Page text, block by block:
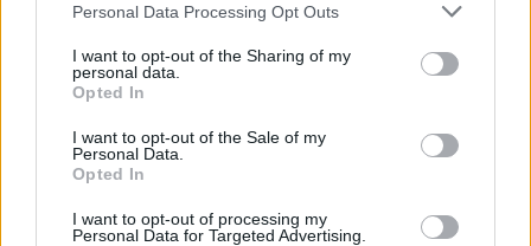
Personal Data Processing Opt Outs
I want to opt-out of the Sharing of my
personal data.
Opted In
I want to opt-out of the Sale of my
Personal Data.
Opted In
I want to opt-out of processing my
Personal Data for Targeted Advertising.
Artigo anterior
Os principais inegociáveis
Próximo artigo
Tony da Silva assume o
comando do Montalegre
Últimas notícias